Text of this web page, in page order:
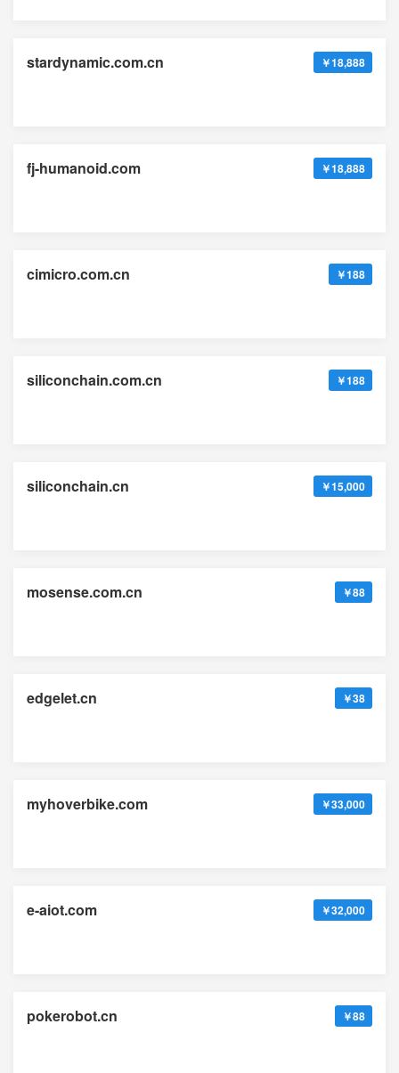
stardynamic.com.cn ￥18,888
fj-humanoid.com ￥18,888
cimicro.com.cn ￥188
siliconchain.com.cn ￥188
siliconchain.cn ￥15,000
mosense.com.cn ￥88
edgelet.cn ￥38
myhoverbike.com ￥33,000
e-aiot.com ￥32,000
pokerobot.cn ￥88